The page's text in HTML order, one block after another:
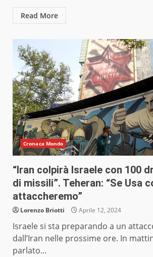
Read More
Cronaca Mondo
“Iran colpirà Israele con 100
di missili”. Teheran: “Se Usa
attaccheremo”
Lorenzo Briotti Aprile 12, 2024
Israele si sta preparando a un
dall’Iran nelle prossime ore. In
parlato...